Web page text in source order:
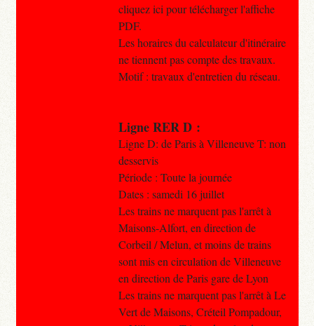
cliquez ici pour télécharger l'affiche
PDF.
Les horaires du calculateur d'itinéraire
ne tiennent pas compte des travaux.​
Motif : travaux d'entretien du réseau.
Ligne RER D :
Ligne D: de Paris à Villeneuve T: non
desservis
Période : Toute la journée
Dates : samedi 16 juillet
Les trains ne marquent pas l'arrêt à
Maisons-Alfort, en direction de
Corbeil / Melun, et moins de trains
sont mis en circulation de Villeneuve
en direction de Paris gare de Lyon
Les trains ne marquent pas l'arrêt à Le
Vert de Maisons, Créteil Pompadour,